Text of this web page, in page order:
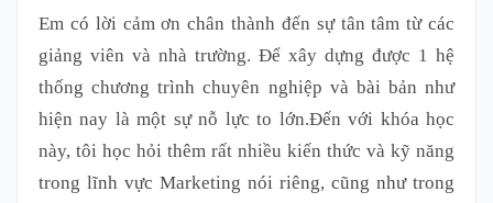
Em có lời cảm ơn chân thành đến sự tân tâm từ các
giảng viên và nhà trường. Để xây dựng được 1 hệ
thống chương trình chuyên nghiệp và bài bản như
hiện nay là một sự nỗ lực to lớn.Đến với khóa học
này, tôi học hỏi thêm rất nhiều kiến thức và kỹ năng
trong lĩnh vực Marketing nói riêng, cũng như trong